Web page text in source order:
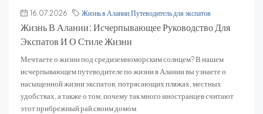
16.07.2026 Жизнь в Алании Путеводитель для экспатов
Жизнь В Алании: Исчерпывающее Руководство Для
Экспатов И О Стиле Жизни
Мечтаете о жизни под средиземноморским солнцем? В нашем
исчерпывающем путеводителе по жизни в Алании вы узнаете о
насыщенной жизни экспатов, потрясающих пляжах, местных
удобствах, а также о том, почему так много иностранцев считают
этот прибрежный рай своим домом.